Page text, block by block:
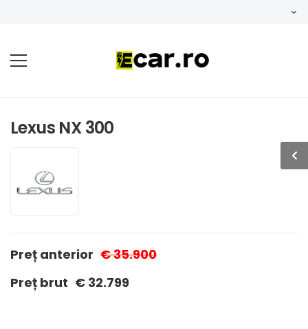
Lexus NX 300
Preț anterior € 35.900
Preț brut € 32.799